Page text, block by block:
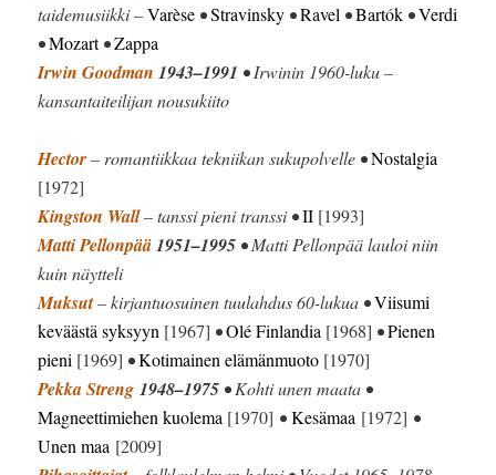
taidemusiikki –Varèse •Stravinsky •Ravel •Bartók •Verdi
•Mozart•Zappa
Irwin Goodman 1943–1991 • Irwinin 1960-luku –
kansantaiteilijan nousukiito
Hector– romantiikkaa tekniikan sukupolvelle •Nostalgia
[1972]
Kingston Wall– tanssi pieni transsi •II [1993]
Matti Pellonpää1951–1995 • Matti Pellonpää lauloi niin
kuin näytteli
Muksut– kirjantuosuinen tuulahdus 60-lukua •Viisumi
keväästä syksyyn [1967] •Olé Finlandia [1968] •Pienen
pieni [1969] •Kotimainen elämänmuoto [1970]
Pekka Streng 1948–1975 • Kohti unen maata •
Magneettimiehen kuolema [1970] • Kesämaa [1972] •
Unen maa [2009]